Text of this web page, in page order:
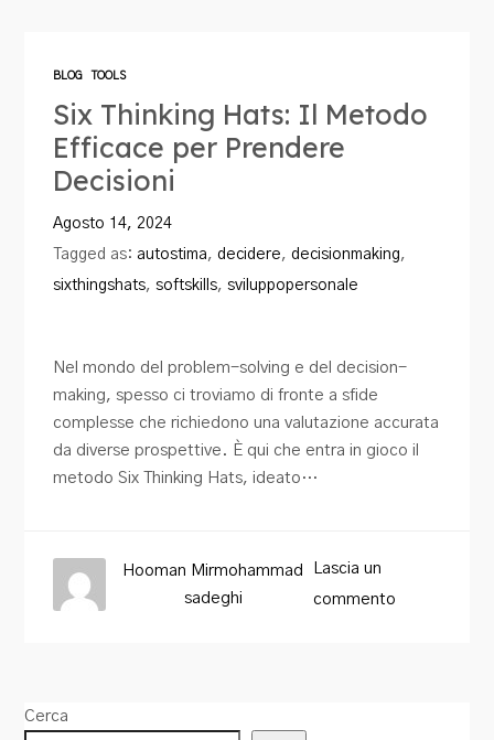
BLOG TOOLS
Six Thinking Hats: Il Metodo
Efficace per Prendere
Decisioni
Agosto 14, 2024
Tagged as: autostima,decidere,decisionmaking,
sixthingshats,softskills,sviluppopersonale
Nel mondo del problem-solving e del decision-
making, spesso ci troviamo di fronte a sfide
complesse che richiedono una valutazione accurata
da diverse prospettive. È qui che entra in gioco il
metodo Six Thinking Hats, ideato…
Lascia un
commento
Hooman Mirmohammad
sadeghi
Cerca